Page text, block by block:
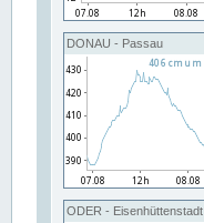
DONAU - Passau
ODER - Eisenhüttenstadt